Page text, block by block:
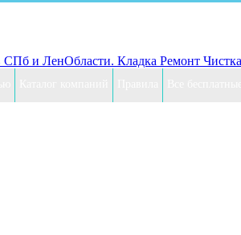
СПб и ЛенОбласти. Кладка Ремонт